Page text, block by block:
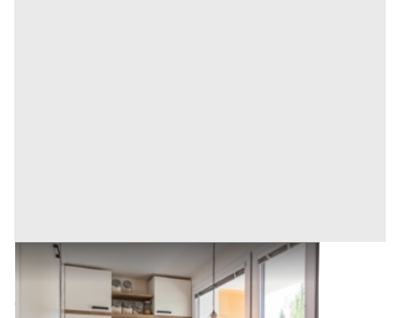
Asta Appartamento all'asta ai piani 4° e 5°
6.945 € 9.260 €